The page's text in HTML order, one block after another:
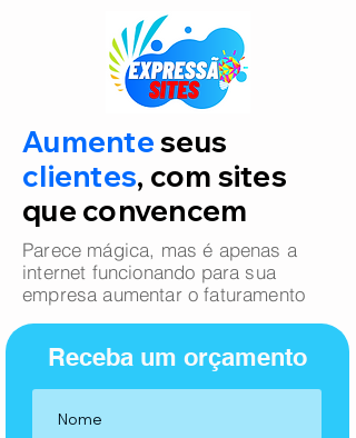
Aumenteseus
clientes, com sites
que convencem
Parece mágica, mas é apenas a
internet funcionando para sua
empresa aumentar o faturamento
Receba um orçamento